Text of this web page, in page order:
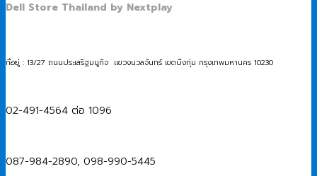
Dell Store Thailand by Nextplay
ที่อยู่ : 13/27 ถนนประเสริฐมนูกิจ แขวงนวลจันทร์ เขตบึงกุ่ม กรุงเทพมหานคร 10230
02-491-4564 ต่อ 1096
087-984-2890, 098-990-5445